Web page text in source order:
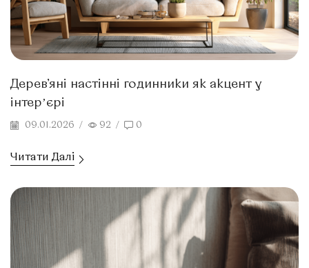
Дерев’яні настінні годинники як акцент у
інтерʼєрі
09.01.2026 / 92 / 0
Читати Далі